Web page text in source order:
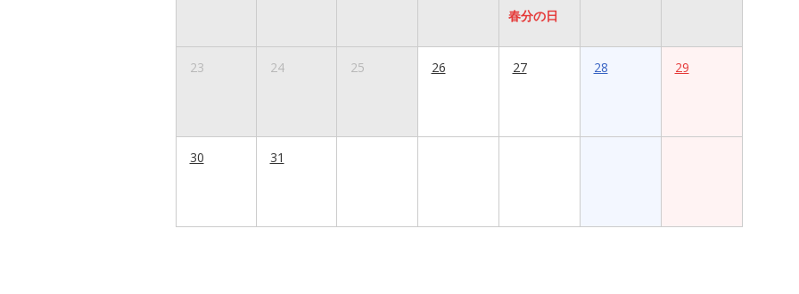
春分の日
23 24 25 26 27 28 29
30 31